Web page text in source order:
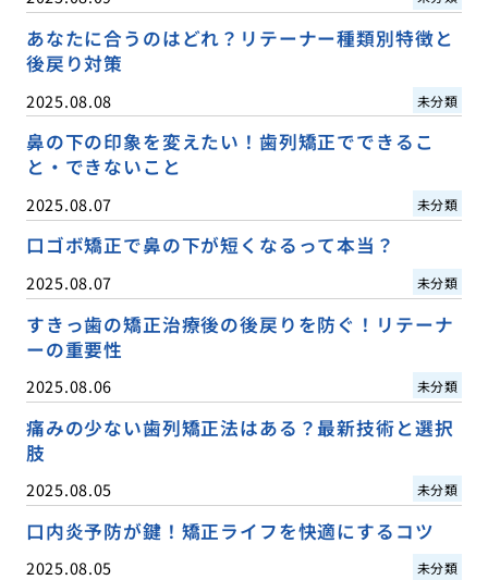
あなたに合うのはどれ？リテーナー種類別特徴と
後戻り対策
2025.08.08 未分類
鼻の下の印象を変えたい！歯列矯正でできるこ
と・できないこと
2025.08.07 未分類
口ゴボ矯正で鼻の下が短くなるって本当？
2025.08.07 未分類
すきっ歯の矯正治療後の後戻りを防ぐ！リテーナ
ーの重要性
2025.08.06 未分類
痛みの少ない歯列矯正法はある？最新技術と選択
肢
2025.08.05 未分類
口内炎予防が鍵！矯正ライフを快適にするコツ
2025.08.05 未分類